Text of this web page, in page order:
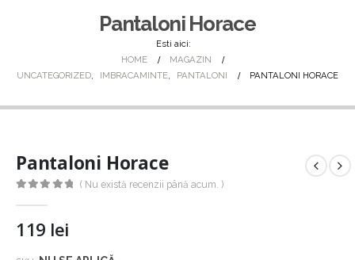
Pantaloni Horace
Esti aici:
HOME
MAGAZIN
UNCATEGORIZED, IMBRACAMINTE, PANTALONI PANTALONI HORACE
Pantaloni Horace
( Nu există recenzii până acum. )
119 lei